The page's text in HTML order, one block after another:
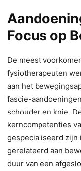
Focus op
De meest
fysiotherapeuten
aan het
fascie-
schouder en knie.
kerncompetenties
gespecialiseerd zijn
gerelateerd aan
duur van een